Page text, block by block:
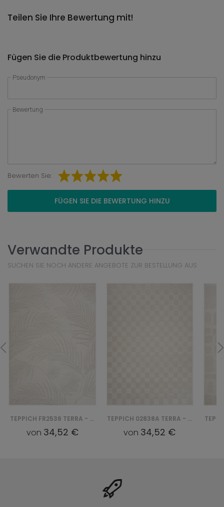
Teilen Sie Ihre Bewertung mit!
Fügen Sie die Produktbewertung hinzu
Pseudonym
Bewertung
Bewerten Sie:
FÜGEN SIE DIE BEWERTUNG HINZU
Verwandte Produkte
SUCHEN SIE NOCH ANDERE ANGEBOTE ZUR BESTELLUNG AUS
TEPPICH FR2536 TERRA - KREMOWY
von 34,52 €
TEPPICH 02838A TERRA - KREMOWY
von 34,52 €